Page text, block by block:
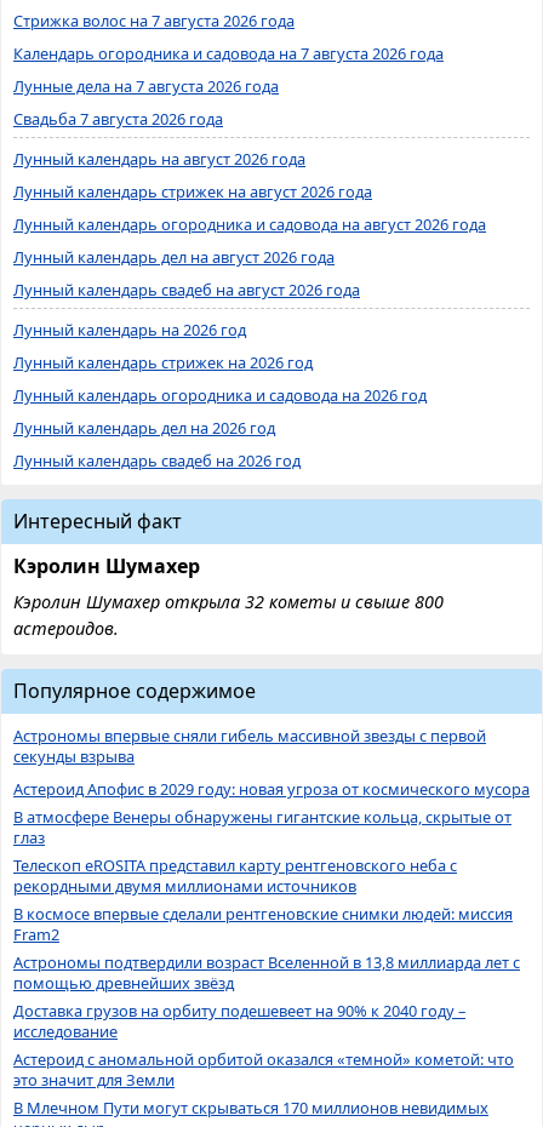
Стрижка волос на 7 августа 2026 года
Календарь огородника и садовода на 7 августа 2026 года
Лунные дела на 7 августа 2026 года
Свадьба 7 августа 2026 года
Лунный календарь на август 2026 года
Лунный календарь стрижек на август 2026 года
Лунный календарь огородника и садовода на август 2026 года
Лунный календарь дел на август 2026 года
Лунный календарь свадеб на август 2026 года
Лунный календарь на 2026 год
Лунный календарь стрижек на 2026 год
Лунный календарь огородника и садовода на 2026 год
Лунный календарь дел на 2026 год
Лунный календарь свадеб на 2026 год
Интересный факт
Кэролин Шумахер
Кэролин Шумахер открыла 32 кометы и свыше 800
астероидов.
Популярное содержимое
Астрономы впервые сняли гибель массивной звезды с первой
секунды взрыва
Астероид Апофис в 2029 году: новая угроза от космического мусора
В атмосфере Венеры обнаружены гигантские кольца, скрытые от
глаз
Телескоп eROSITA представил карту рентгеновского неба с
рекордными двумя миллионами источников
В космосе впервые сделали рентгеновские снимки людей: миссия
Fram2
Астрономы подтвердили возраст Вселенной в 13,8 миллиарда лет с
помощью древнейших звёзд
Доставка грузов на орбиту подешевеет на 90% к 2040 году –
исследование
Астероид с аномальной орбитой оказался «темной» кометой: что
это значит для Земли
В Млечном Пути могут скрываться 170 миллионов невидимых